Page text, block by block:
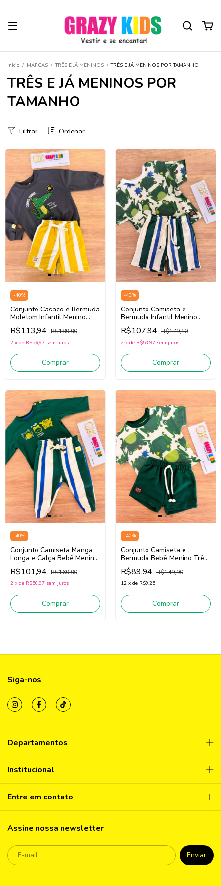
Início / MARCAS / TRÊS E JÁ MENINOS / TRÊS E JÁ MENINOS POR TAMANHO
TRÊS E JÁ MENINOS POR
TAMANHO
Ordenar
Filtrar
-40%
Conjunto Casaco e Bermuda
Moletom Infantil Menino
Três e Já 62478
(Cinza/Amarelo)
R$113,94 R$189,90
2 x de R$56,97 sem juros
Comprar
-40%
Conjunto Camiseta e
Bermuda Infantil Menino
Três e Já 62438 ( Verde/Off
White)
R$107,94 R$179,90
2 x de R$53,97 sem juros
Comprar
-40%
Conjunto Camiseta Manga
Longa e Calça Bebê Menino
Três e Já 62436 (Verde/Off
White)
R$101,94 R$169,90
2 x de R$50,97 sem juros
Comprar
-40%
Conjunto Camiseta e
Bermuda Bebê Menino Três
e Já 62435 (Verde/Off
White)
R$89,94 R$149,90
12 x de R$9,25
Comprar
Siga-nos
Departamentos
Institucional
Entre em contato
Assine nossa newsletter